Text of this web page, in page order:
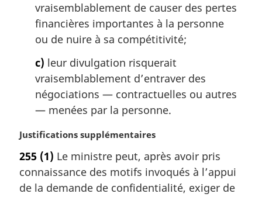
vraisemblablement de causer des pertes
financières importantes à la personne
ou de nuire à sa compétitivité;
c) leur divulgation risquerait
vraisemblablement d’entraver des
négociations — contractuelles ou autres
— menées par la personne.
N
t
e
m
Justifications supplémentaires
255 (1) Le ministre peut, après avoir pris
connaissance des motifs invoqués à l’appui
de la demande de confidentialité, exiger de